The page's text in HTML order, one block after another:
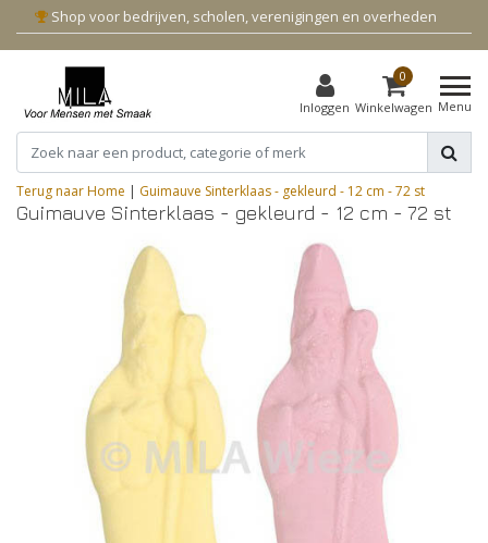
Shop voor bedrijven, scholen, verenigingen en overheden
Inloggen
0
Winkelwagen Menu
Terug naar Home | Guimauve Sinterklaas - gekleurd - 12 cm - 72 st
Guimauve Sinterklaas - gekleurd - 12 cm - 72 st